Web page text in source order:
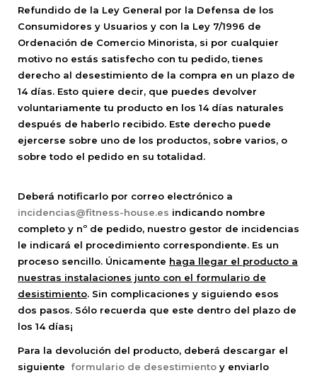
Refundido de la Ley General por la Defensa de los
Consumidores y Usuarios y con la Ley 7/1996 de
Ordenación de Comercio Minorista, si por cualquier
motivo no estás satisfecho con tu pedido, tienes
derecho al desestimiento de la compra en un plazo de
14 días. Esto quiere decir, que puedes devolver
voluntariamente tu producto en los 14 días naturales
después de haberlo recibido. Este derecho puede
ejercerse sobre uno de los productos, sobre varios, o
sobre todo el pedido en su totalidad.
Deberá notificarlo por correo electrónico a
incidencias@fitness-house.es indicando nombre
completo y nº de pedido, nuestro gestor de incidencias
le indicará el procedimiento correspondiente. Es un
proceso sencillo. Únicamente haga llegar el producto a
nuestras instalaciones junto con el formulario de
desistimiento. Sin complicaciones y siguiendo esos
dos pasos. Sólo recuerda que este dentro del plazo de
los 14 días¡
Para la devolución del producto, deberá descargar el
siguiente formulario de desestimiento y enviarlo